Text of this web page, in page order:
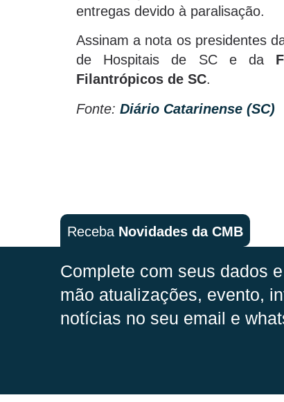
entregas devido à paralisação.
Assinam a nota os presidentes
de Hospitais de SC e da
Filantrópicos de SC.
Fonte: Diário Catarinense (SC)
Receba Novidades da CMB
Complete com seus dados
mão atualizações, evento,
notícias no seu email e